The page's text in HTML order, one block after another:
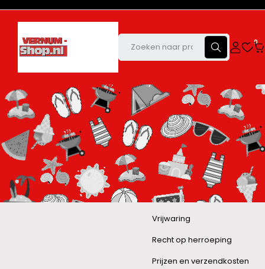
0
Vrijwaring
Recht op herroeping
Prijzen en verzendkosten